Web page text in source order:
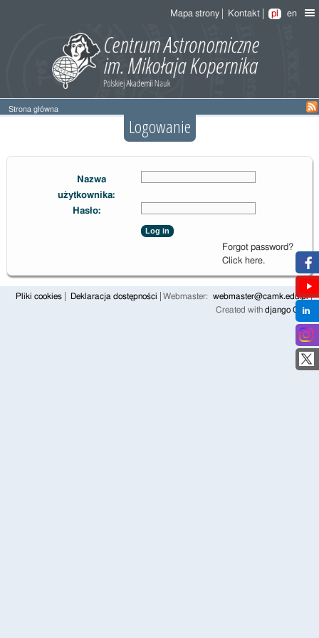
Mapa strony Kontakt pl en
Strona główna
Logowanie
Nazwa
użytkownika:
Hasło:
Log in
Forgot password?
Click here.
Pliki cookies Deklaracja dostępności Webmaster:
webmaster@camk.edu.pl
Created with django CMS